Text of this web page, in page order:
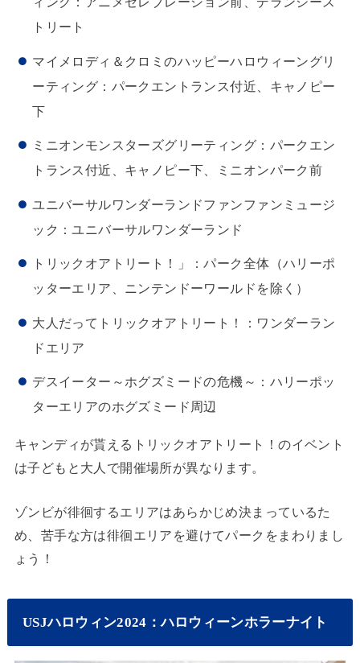
トリート
マイメロディ＆クロミのハッピーハロウィーングリ
ーティング：パークエントランス付近、キャノピー
下
ミニオンモンスターズグリーティング：パークエン
トランス付近、キャノピー下、ミニオンパーク前
ユニバーサルワンダーランドファンファンミュージ
ック：ユニバーサルワンダーランド
トリックオアトリート！」：パーク全体（ハリーポ
ッターエリア、ニンテンドーワールドを除く）
大人だってトリックオアトリート！：ワンダーラン
ドエリア
デスイーター～ホグズミードの危機～：ハリーポッ
ターエリアのホグズミード周辺
キャンディが貰えるトリックオアトリート！のイベント
は子どもと大人で開催場所が異なります。
ゾンビが徘徊するエリアはあらかじめ決まっているた
め、苦手な方は徘徊エリアを避けてパークをまわりまし
ょう！
USJハロウィン2024：ハロウィーンホラーナイト